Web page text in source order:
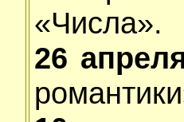
«Числа».
26